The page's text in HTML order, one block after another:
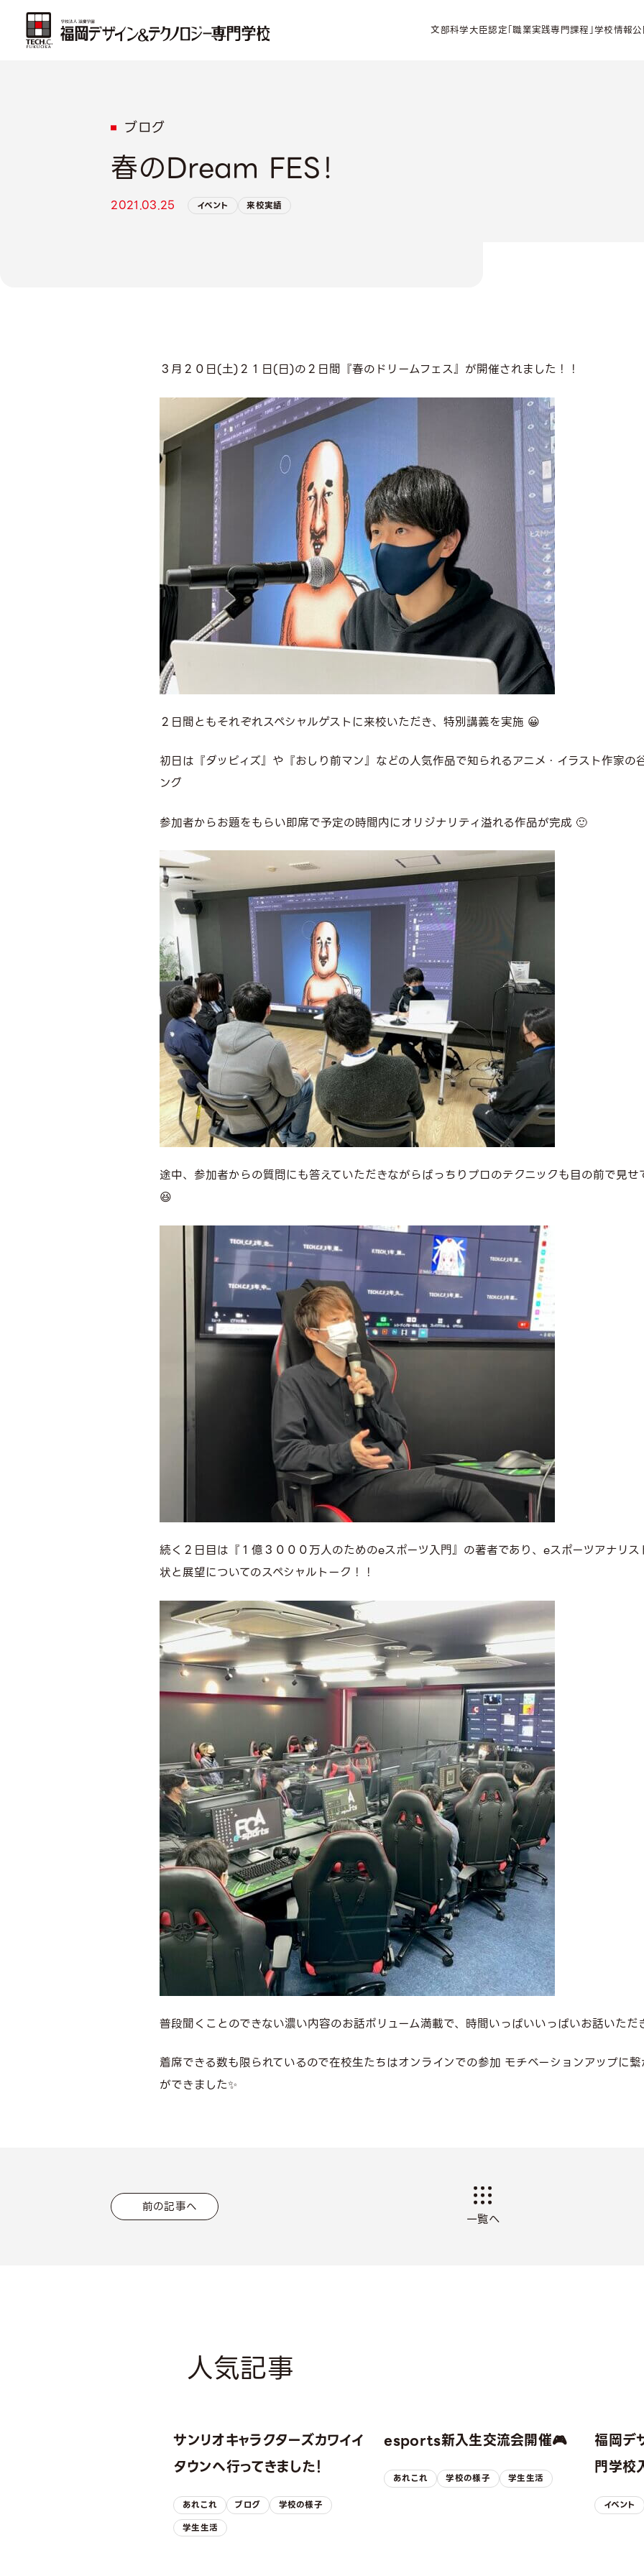
文部科学大臣認定「職業実践専門課程」学校情報
ブログ
春のDream FES！
2021.03.25 イベント 来校実績
３月２０日(土)２１日(日)の２日間『春のドリームフェス』が開催されました！！
２日間ともそれぞれスペシャルゲストに来校いただき、特別講義を実施 😀
初日は『ダッピィズ』や『おしり前マン』などの人気作品で知られるアニメ・イラスト作家の
ング
参加者からお題をもらい即席で予定の時間内にオリジナリティ溢れる作品が完成 🙂
途中、参加者からの質問にも答えていただきながらばっちりプロのテクニックも目の前で見
😆
続く２日目は『１億３０００万人のためのeスポーツ入門』の著者であり、eスポーツアナリ
状と展望についてのスペシャルトーク！！
普段聞くことのできない濃い内容のお話ボリューム満載で、時間いっぱいいっぱいお話いただ
着席できる数も限られているので在校生たちはオンラインでの参加 モチベーションアップに
ができました✨
前の記事へ
一覧へ
人気記事
サンリオキャラクターズカワイイ
タウンへ行ってきました！
あれこれ ブログ
学校の様子
学生生活
esports新入生交流会開催🎮
あれこれ 学校の様子 学生生活
福岡デ
門学校
イベント